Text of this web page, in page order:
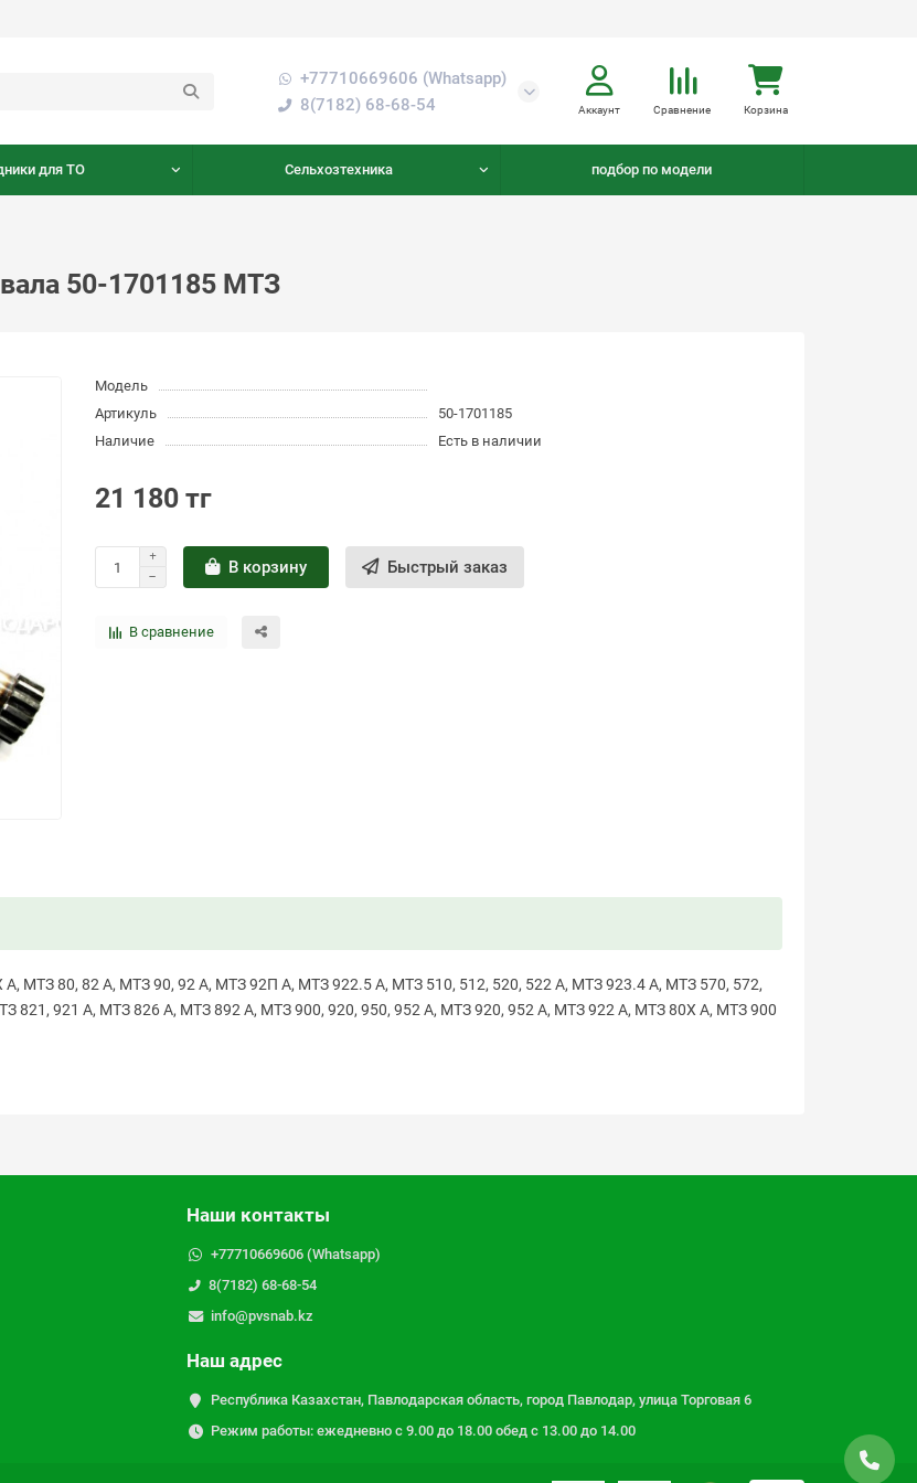
+77710669606 (Whatsapp)
8(7182) 68-68-54
Аккаунт Сравнение Корзина
для ТО Сельхозтехника подбор по модели
50-1701185 МТЗ
Модель
Артикуль
50-1701185
Наличие
Есть в наличии
21 180 тг
В корзину Быстрый заказ
В сравнение
А, МТЗ 80, 82 А, МТЗ 90, 92 А, МТЗ 92П А, МТЗ 922.5 А, МТЗ 510, 512, 520, 522 А, МТЗ 923.4 А, МТЗ 570, 572,
821, 921 А, МТЗ 826 А, МТЗ 892 А, МТЗ 900, 920, 950, 952 А, МТЗ 920, 952 А, МТЗ 922 А, МТЗ 80Х А, МТЗ 900
Наши контакты
+77710669606 (Whatsapp)
8(7182) 68-68-54
info@pvsnab.kz
Наш адрес
Республика Казахстан, Павлодарская область, город Павлодар, улица Торговая 6
Режим работы: ежедневно с 9.00 до 18.00 обед с 13.00 до 14.00